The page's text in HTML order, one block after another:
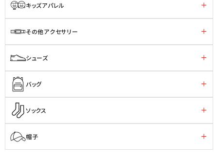
キッズアパレル
その他アクセサリー
シューズ
バッグ
ソックス
帽子